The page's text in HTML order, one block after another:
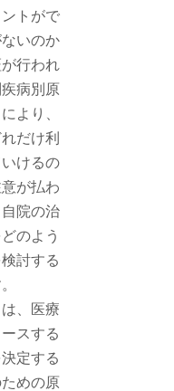
トがで
いのか
行われ
病別原
より、
だけ利
けるの
が払わ
院の治
のよう
討する
、医療
スする
定する
めの原